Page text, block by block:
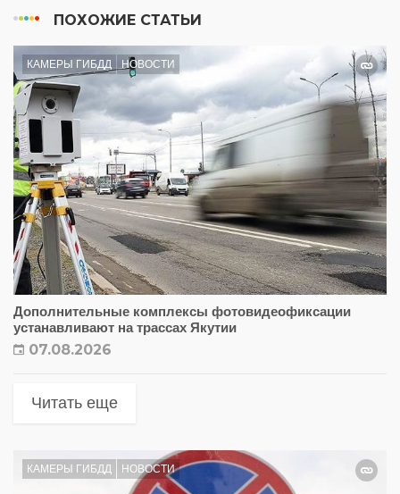
ПОХОЖИЕ СТАТЬИ
КАМЕРЫ ГИБДД НОВОСТИ
Дополнительные комплексы фотовидеофиксации
устанавливают на трассах Якутии
07.08.2026
Читать еще
КАМЕРЫ ГИБДД НОВОСТИ